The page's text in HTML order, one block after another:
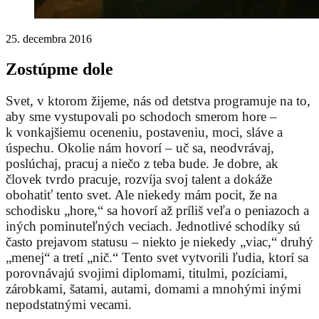
25. decembra 2016
Zostúpme dole
Svet, v ktorom žijeme, nás od detstva programuje na to,
aby sme vystupovali po schodoch smerom hore –
k vonkajšiemu oceneniu, postaveniu, moci, sláve a
úspechu. Okolie nám hovorí – uč sa, neodvrávaj,
poslúchaj, pracuj a niečo z teba bude. Je dobre, ak
človek tvrdo pracuje, rozvíja svoj talent a dokáže
obohatiť tento svet. Ale niekedy mám pocit, že na
schodisku „hore,“ sa hovorí až príliš veľa o peniazoch a
iných pominuteľných veciach. Jednotlivé schodíky sú
často prejavom statusu – niekto je niekedy „viac,“ druhý
„menej“ a tretí „nič.“ Tento svet vytvorili ľudia, ktorí sa
porovnávajú svojimi diplomami, titulmi, pozíciami,
zárobkami, šatami, autami, domami a mnohými inými
nepodstatnými vecami.